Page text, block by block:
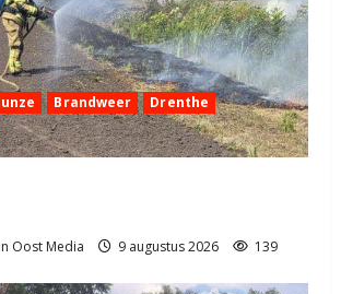
Brandweer
Drenthe
Oost Media 9 augustus 2026 139